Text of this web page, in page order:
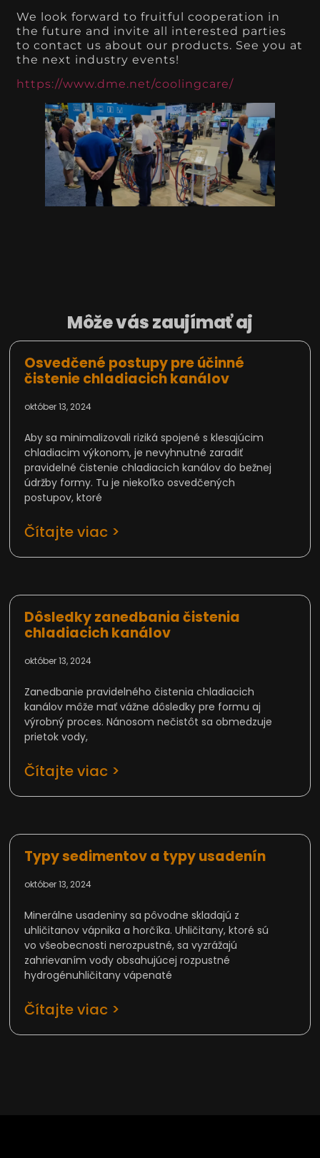
We look forward to fruitful cooperation in
the future and invite all interested parties
to contact us about our products. See you at
the next industry events!
https://www.dme.net/coolingcare/
Môže vás zaujímať aj
Osvedčené postupy pre účinné
čistenie chladiacich kanálov
október 13, 2024
Aby sa minimalizovali riziká spojené s klesajúcim
chladiacim výkonom, je nevyhnutné zaradiť
pravidelné čistenie chladiacich kanálov do bežnej
údržby formy. Tu je niekoľko osvedčených
postupov, ktoré
Čítajte viac >
Dôsledky zanedbania čistenia
chladiacich kanálov
október 13, 2024
Zanedbanie pravidelného čistenia chladiacich
kanálov môže mať vážne dôsledky pre formu aj
výrobný proces. Nánosom nečistôt sa obmedzuje
prietok vody,
Čítajte viac >
Typy sedimentov a typy usadenín
október 13, 2024
Minerálne usadeniny sa pôvodne skladajú z
uhličitanov vápnika a horčíka. Uhličitany, ktoré sú
vo všeobecnosti nerozpustné, sa vyzrážajú
zahrievaním vody obsahujúcej rozpustné
hydrogénuhličitany vápenaté
Čítajte viac >